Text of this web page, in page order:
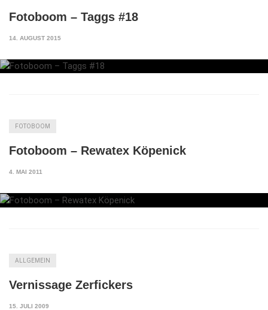
Fotoboom – Taggs #18
14. AUGUST 2015
FOTOBOOM
Fotoboom – Rewatex Köpenick
4. MAI 2011
ALLGEMEIN
Vernissage Zerfickers
15. JULI 2009